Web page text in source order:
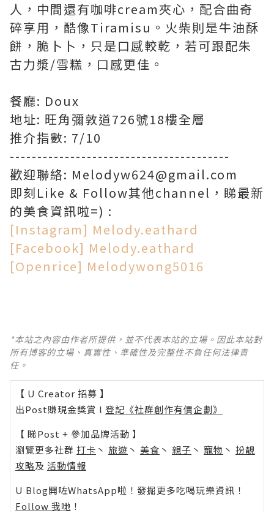
人，中間還有咖啡cream夾心，配合曲奇
碎享用，酷像Tiramisu。火柴則是牛油酥
餅，脆卜卜，只是口感較乾，若可跟配朱
古力漿/雪糕，口感更佳。
餐廳: Doux
地址: 旺角彌敦道726號18樓全層
推介指數: 7/10
----------------------------------------
歡迎聯絡: Melodyw624@gmail.com
即刻Like & Follow其他channel，睇最新
的美食資訊啦=) :
[Instagram] Melody.eathard
[Facebook] Melody.eathard
[Openrice] Melodywong5016
*本站之內容由作者所提供，並不代表本站的立場。因此本站對
所有博客的立場、真實性、準確性及完整性不負任何法律責
任。
【 U Creator 招募 】
出Post賺現金獎賞 l 登記《社群創作有價企劃》
【 睇Post + 參加品牌活動 】
瀏覽更多社群 打卡 丶 旅遊 丶 美食 丶 親子 丶 寵物 丶 扮靚
攻略及 活動情報
U Blog開咗WhatsApp啦！發掘更多吃喝玩樂資訊！
Follow 我哋 ！